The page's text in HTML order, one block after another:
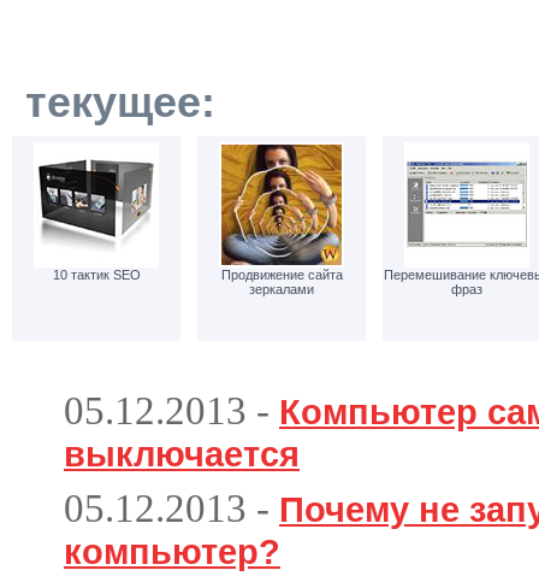
текущее:
10 тактик SEO
Продвижение сайта
зеркалами
Перемешивание
фраз
05.12.2013 - Компьютер
выключается
05.12.2013 - Почему не
компьютер?